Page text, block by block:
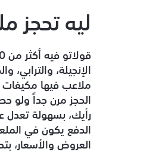
ليه تحجز
الإنجيلة، والترابي،
ملاعب فيها
الحجز مرن جداً
رأيك، بسهولة
الدفع يكون في
العروض والأسعار،